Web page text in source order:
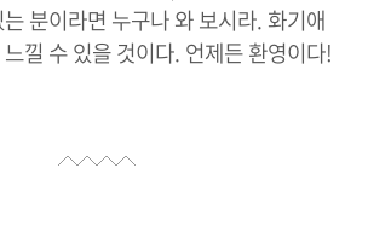
분이라면 누구나 와 보시라. 화기애
낄 수 있을 것이다. 언제든 환영이다!